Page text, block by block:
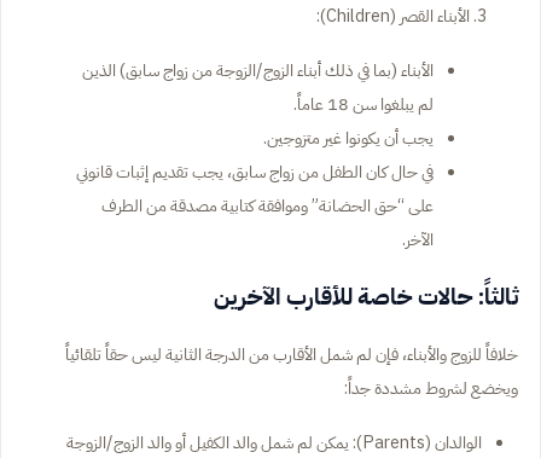
الأبناء القصر (Children):
الأبناء (بما في ذلك أبناء الزوج/الزوجة من زواج سابق) الذين
لم يبلغوا سن 18 عاماً.
يجب أن يكونوا غير متزوجين.
في حال كان الطفل من زواج سابق، يجب تقديم إثبات قانوني
على “حق الحضانة” وموافقة كتابية مصدقة من الطرف
الآخر.
ثالثاً: حالات خاصة للأقارب الآخرين
خلافاً للزوج والأبناء، فإن لم شمل الأقارب من الدرجة الثانية ليس حقاً تلقائياً
ويخضع لشروط مشددة جداً:
الوالدان (Parents): يمكن لم شمل والد الكفيل أو والد الزوج/الزوجة